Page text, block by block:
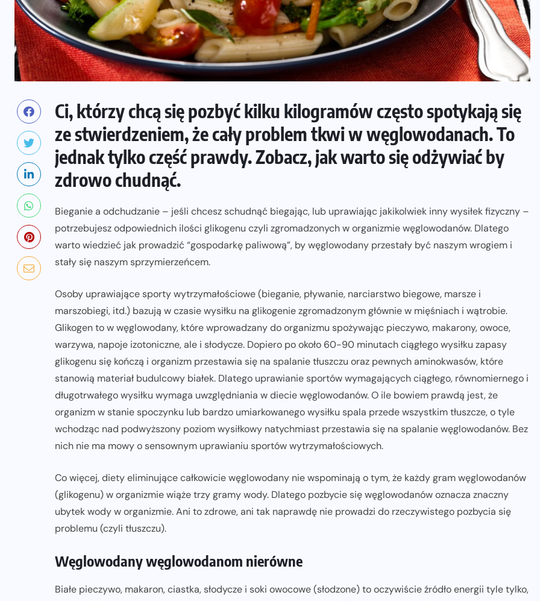
Ci, którzy chcą się pozbyć kilku kilogramów często spotykają się
ze stwierdzeniem, że cały problem tkwi w węglowodanach. To
jednak tylko część prawdy. Zobacz, jak warto się odżywiać by
zdrowo chudnąć.
Bieganie a odchudzanie – jeśli chcesz schudnąć biegając, lub uprawiając jakikolwiek inny wysiłek fizyczny –
potrzebujesz odpowiednich ilości glikogenu czyli zgromadzonych w organizmie węglowodanów. Dlatego
warto wiedzieć jak prowadzić “gospodarkę paliwową”, by węglowodany przestały być naszym wrogiem i
stały się naszym sprzymierzeńcem.
Osoby uprawiające sporty wytrzymałościowe (bieganie, pływanie, narciarstwo biegowe, marsze i
marszobiegi, itd.) bazują w czasie wysiłku na glikogenie zgromadzonym głównie w mięśniach i wątrobie.
Glikogen to w węglowodany, które wprowadzany do organizmu spożywając pieczywo, makarony, owoce,
warzywa, napoje izotoniczne, ale i słodycze. Dopiero po około 60-90 minutach ciągłego wysiłku zapasy
glikogenu się kończą i organizm przestawia się na spalanie tłuszczu oraz pewnych aminokwasów, które
stanowią materiał budulcowy białek. Dlatego uprawianie sportów wymagających ciągłego, równomiernego i
długotrwałego wysiłku wymaga uwzględniania w diecie węglowodanów. O ile bowiem prawdą jest, że
organizm w stanie spoczynku lub bardzo umiarkowanego wysiłku spala przede wszystkim tłuszcze, o tyle
wchodząc nad podwyższony poziom wysiłkowy natychmiast przestawia się na spalanie węglowodanów. Bez
nich nie ma mowy o sensownym uprawianiu sportów wytrzymałościowych.
Co więcej, diety eliminujące całkowicie węglowodany nie wspominają o tym, że każdy gram węglowodanów
(glikogenu) w organizmie wiąże trzy gramy wody. Dlatego pozbycie się węglowodanów oznacza znaczny
ubytek wody w organizmie. Ani to zdrowe, ani tak naprawdę nie prowadzi do rzeczywistego pozbycia się
problemu (czyli tłuszczu).
Węglowodany węglowodanom nierówne
Białe pieczywo, makaron, ciastka, słodycze i soki owocowe (słodzone) to oczywiście źródło energii tyle tylko,